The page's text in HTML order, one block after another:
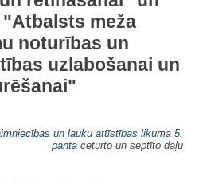
meža
noturības un
uzlabošanai un
un lauku attīstības likuma 5.
panta ceturto un septīto daļu